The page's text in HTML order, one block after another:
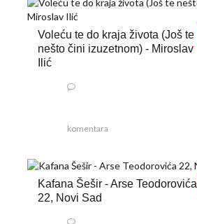
Voleću te do kraja života (Još te
nešto čini izuzetnom) - Miroslav
Ilić
komentara
Kafana Šešir - Arse Teodorovića
22, Novi Sad